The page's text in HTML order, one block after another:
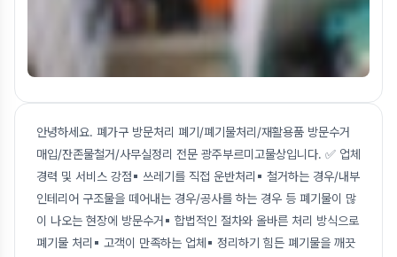
안녕하세요. 폐가구 방문처리 폐기/폐기물처리/재활용품 방문수거
매입/잔존물철거/사무실정리 전문 광주부르미고물상입니다. ✅ 업체
경력 및 서비스 강점▪ 쓰레기를 직접 운반처리▪ 철거하는 경우/내부
인테리어 구조물을 떼어내는 경우/공사를 하는 경우 등 폐기물이 많
이 나오는 현장에 방문수거▪ 합법적인 절차와 올바른 처리 방식으로
폐기물 처리▪ 고객이 만족하는 업체▪ 정리하기 힘든 폐기물을 깨끗